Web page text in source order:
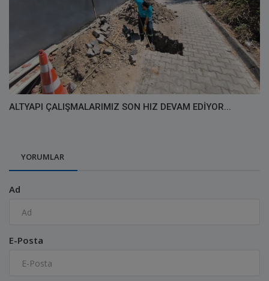
ALTYAPI ÇALIŞMALARIMIZ SON HIZ DEVAM EDİYOR...
YORUMLAR
Ad
E-Posta